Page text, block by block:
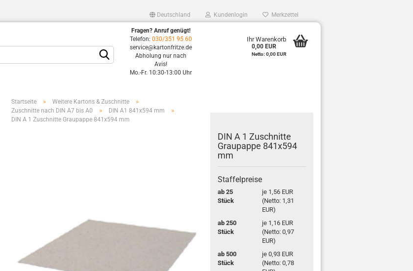
Deutschland Kundenlogin Merkzettel
Fragen? Anruf genügt!
Telefon:030/351 95 60
service@kartonfritze.de
Abholung nur nach
Avis!
Mo.-Fr. 10:30-13:00 Uhr
Ihr Warenkorb
0,00 EUR
Netto: 0,00 EUR
Startseite » Weitere Kartons & Zuschnitte »
Zuschnitte nach DIN A7 bis A0 » DIN A1 841x594 mm »
DIN A 1 Zuschnitte Graupappe 841x594 mm
DIN A 1 Zu­schnit­te
Grau­pap­pe 841x594
mm
Staffelpreise
ab 25
Stück
je 1,56 EUR
(Netto: 1,31
EUR)
ab 250
Stück
je 1,16 EUR
(Netto: 0,97
EUR)
ab 500
Stück
je 0,93 EUR
(Netto: 0,78